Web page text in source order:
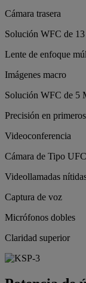
Cámara trasera
Solución WFC de
Lente de enfoque
Imágenes macro
Solución WFC de 5
Precisión en
Videoconferencia
Cámara de Tipo
Videollamadas
Captura de voz
Micrófonos dobles
Claridad superior